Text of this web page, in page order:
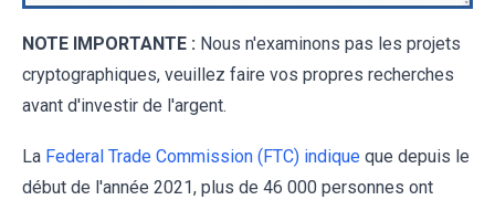
NOTE IMPORTANTE : Nous n'examinons pas les projets
cryptographiques, veuillez faire vos propres recherches
avant d'investir de l'argent.
La Federal Trade Commission (FTC) indique que depuis le
début de l'année 2021, plus de 46 000 personnes ont